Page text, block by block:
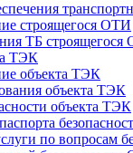
строящегося ОТИ
ТБ строящегося
ТЭК
объекта ТЭК
объекта ТЭК
объекта ТЭК
по вопросам